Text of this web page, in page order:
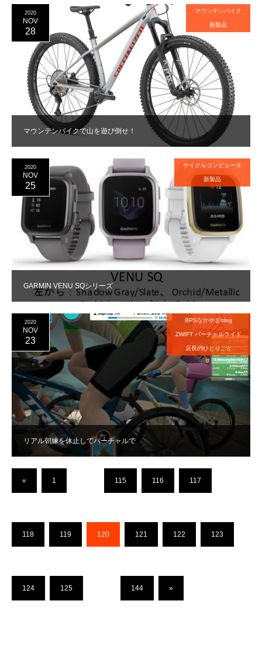
マウンテンバイクで山を遊び倒せ！
2020
NOV
28
マウンテンバイク
新製品
GARMIN VENU SQシリーズ
2020
NOV
25
サイクルコンピュータ
新製品
リアル朝練を休止してバーチャルで
2020
NOV
23
BPSなかやまblog
ZWIFT バーチャルライド
店長のひとりごと
« 1 115 116 117
118 119 120 121 122 123
124 125 144 »